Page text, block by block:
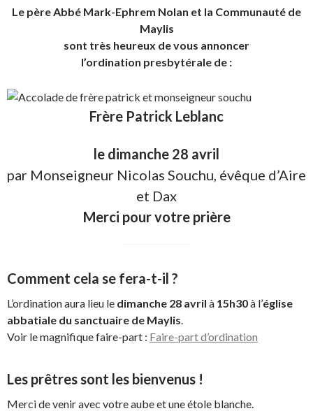
Le père Abbé Mark-Ephrem Nolan et la Communauté de
Maylis
sont très heureux de vous annoncer
l’ordination presbytérale de :
Frère Patrick Leblanc
le dimanche 28 avril
par Monseigneur Nicolas Souchu, évêque d’Aire
et Dax
Merci pour votre prière
Comment cela se fera-t-il ?
L’ordination aura lieu le dimanche 28 avril à 15h30à l’église
abbatiale du sanctuaire de Maylis
Voir le magnifique faire-part : Faire-part d’ordination
Les prêtres sont les bienvenus !
Merci de venir avec votre aube et une étole blanche.